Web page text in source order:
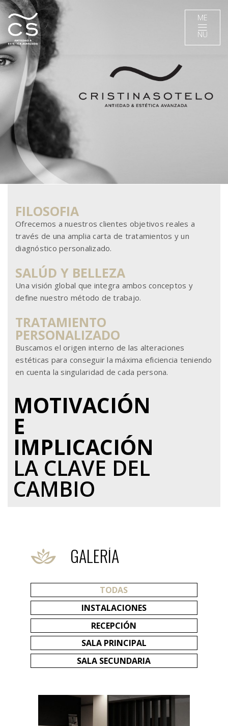
ME
NU
FILOSOFIA
Ofrecemos a nuestros clientes objetivos reales a
través de una amplia carta de tratamientos y un
diagnóstico personalizado.
SALÚD Y BELLEZA
Una visión global que integra ambos conceptos y
define nuestro método de trabajo.
TRATAMIENTO
PERSONALIZADO
Buscamos el origen interno de las alteraciones
estéticas para conseguir la máxima eficiencia teniendo
en cuenta la singularidad de cada persona.
MOTIVACIÓN
E
IMPLICACIÓN
LA CLAVE DEL
CAMBIO
GALERÍA
TODAS
INSTALACIONES
RECEPCIÓN
SALA PRINCIPAL
SALA SECUNDARIA